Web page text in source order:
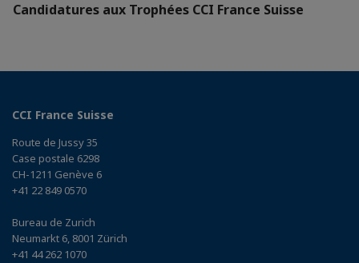
Candidatures aux Trophées CCI France Suisse
CCI France Suisse
Route de Jussy 35
Case postale 6298
CH-1211 Genève 6
+41 22 849 0570
Bureau de Zurich
Neumarkt 6, 8001 Zürich
+41 44 262 1070